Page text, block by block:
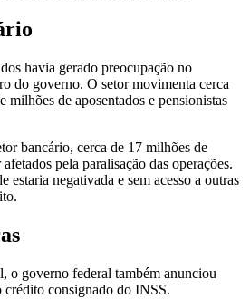
havia gerado preocupação no
do governo. O setor movimenta cerca
milhões de aposentados e pensionistas
bancário, cerca de 17 milhões de
pela paralisação das operações.
estaria negativada e sem acesso a outras
o governo federal também anunciou
crédito consignado do INSS.